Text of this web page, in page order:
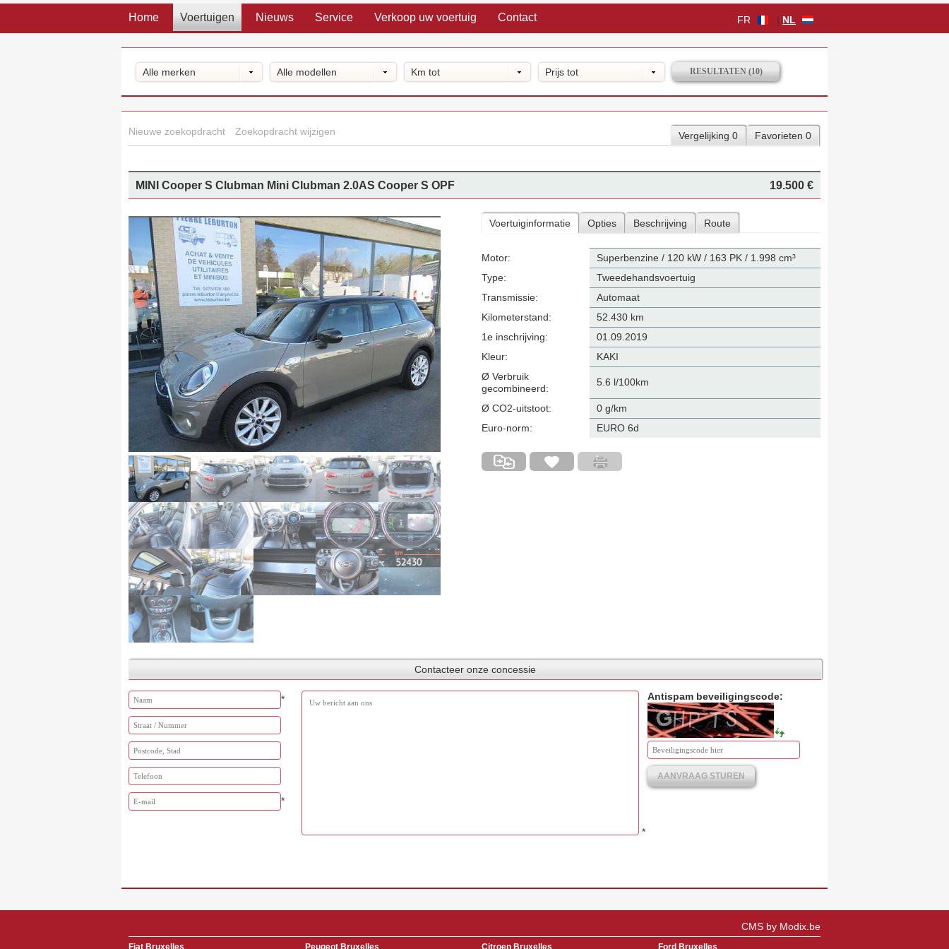
Home Voertuigen Nieuws Service Verkoop uw voertuig Contact FR | NL
Alle merken Alle modellen Km tot Prijs tot
Favorieten 0
Vergelijking 0
Nieuwe zoekopdracht Zoekopdracht wijzigen
MINI Cooper S Clubman Mini Clubman 2.0AS Cooper S OPF 19.500 €
Voertuiginformatie Opties Beschrijving Route
Motor:
Superbenzine / 120 kW / 163 PK / 1.998 cm³
Type:
Tweedehandsvoertuig
Transmissie:
Automaat
Kilometerstand:
52.430 km
1e inschrijving:
01.09.2019
Kleur:
KAKI
Ø Verbruik
gecombineerd:
5.6 l/100km
Ø CO2-uitstoot:
0 g/km
Euro-norm:
EURO 6d
Contacteer onze concessie
*
*
*
Antispam beveiligingscode:
AANVRAAG STUREN
CMS by Modix.be
Fiat Bruxelles Peugeot Bruxelles Citroen Bruxelles Ford Bruxelles